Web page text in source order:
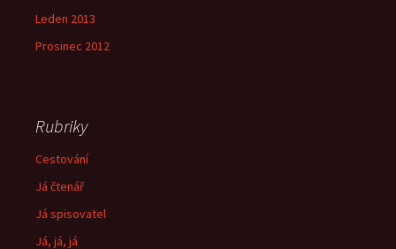
Leden 2013
Prosinec 2012
Rubriky
Cestování
Já čtenář
Já spisovatel
Já, já, já